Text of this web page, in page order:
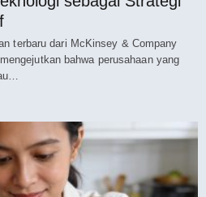
terbaru dari McKinsey & Company
bahwa perusahaan yang